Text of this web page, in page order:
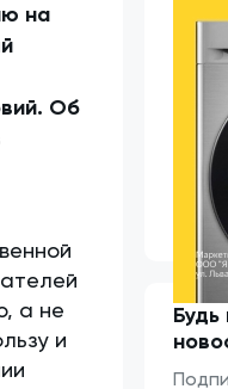
на
Об
а не
и
Будь